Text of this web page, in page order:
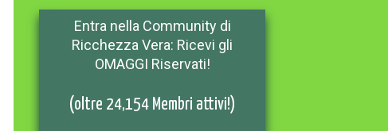
Entra nella Community di
Ricchezza Vera: Ricevi gli
OMAGGI Riservati!
(oltre 24,154 Membri attivi!)